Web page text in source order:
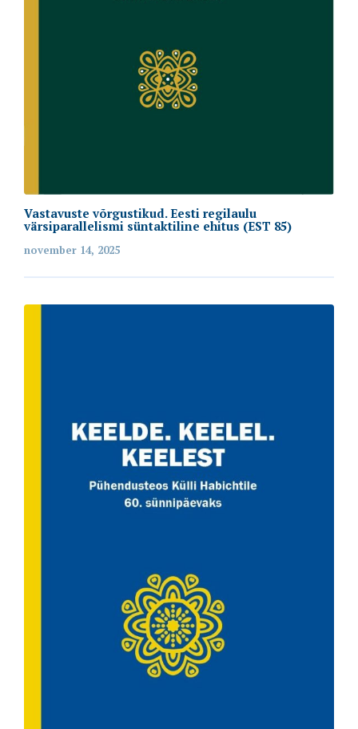
Vastavuste võrgustikud. Eesti regilaulu
värsiparallelismi süntaktiline ehitus (EST 85)
november 14, 2025